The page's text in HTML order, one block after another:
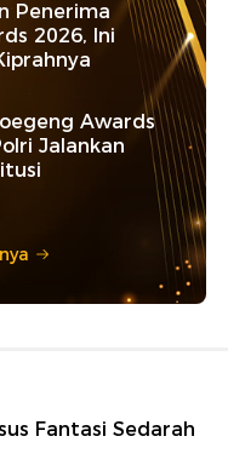
Penerima
2026, Ini
Awards
Jalankan
Fantasi Sedarah